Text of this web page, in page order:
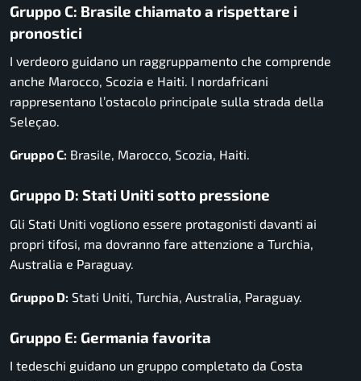
Gruppo C: Brasile chiamato a rispettare i
pronostici
I verdeoro guidano un raggruppamento che comprende
anche Marocco, Scozia e Haiti. I nordafricani
rappresentano l’ostacolo principale sulla strada della
Seleçao.
Gruppo C: Brasile, Marocco, Scozia, Haiti.
Gruppo D: Stati Uniti sotto pressione
Gli Stati Uniti vogliono essere protagonisti davanti ai
propri tifosi, ma dovranno fare attenzione a Turchia,
Australia e Paraguay.
Gruppo D: Stati Uniti, Turchia, Australia, Paraguay.
Gruppo E: Germania favorita
I tedeschi guidano un gruppo completato da Costa